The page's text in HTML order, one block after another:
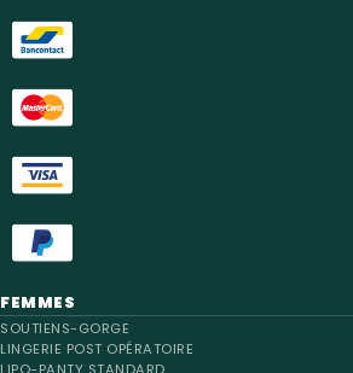
FEMMES
SOUTIENS-GORGE
LINGERIE POST OPÉRATOIRE